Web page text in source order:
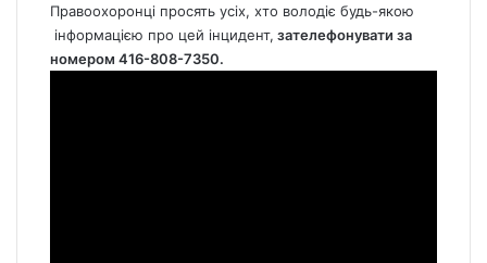
Правоохоронці просять усіх, хто володіє будь-якою
інформацією про цей інцидент, зателефонувати за
номером 416-808-7350.